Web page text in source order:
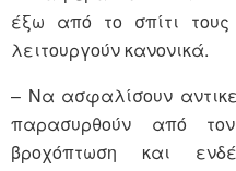
έξω από το σπίτι
λειτουργούν κανονικά.
– Να ασφαλίσουν
παρασυρθούν από
βροχόπτωση και